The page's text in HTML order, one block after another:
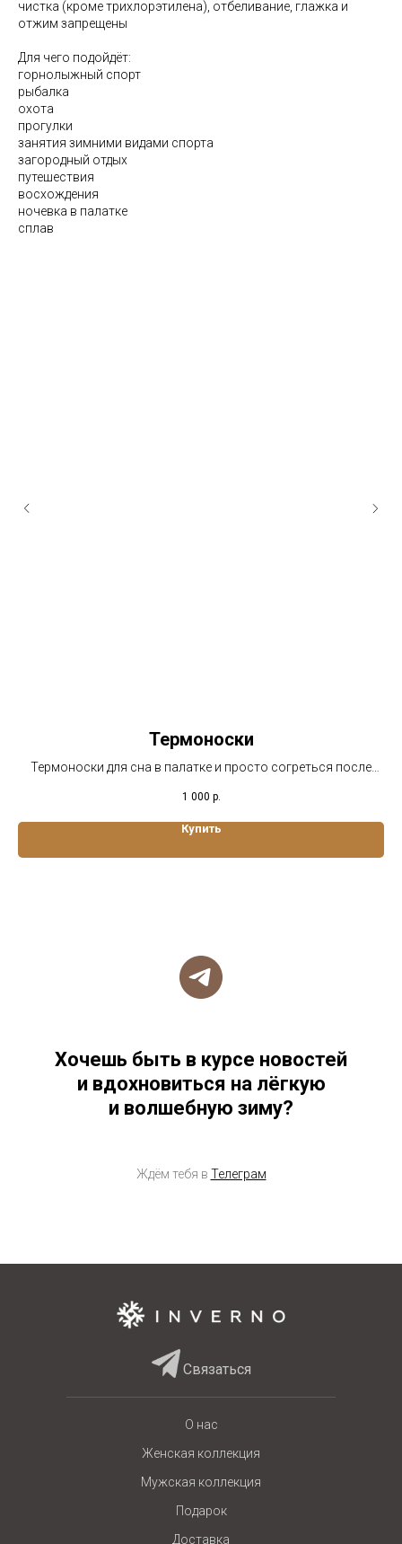
чистка (кроме трихлорэтилена), отбеливание, глажка и
отжим запрещены
Для чего подойдёт:
горнолыжный спорт
рыбалка
охота
прогулки
занятия зимними видами спорта
загородный отдых
путешествия
восхождения
ночевка в палатке
сплав
Термоноски
Термоноски для сна в палатке и просто согреться после
1 000 р.
Купить
Хочешь быть в курсе новостей
и вдохновиться на лёгкую
и волшебную зиму?
Ждём тебя в Телеграм
О нас
Женская коллекция
Подарок
Доставка
Мужская коллекция
Связаться